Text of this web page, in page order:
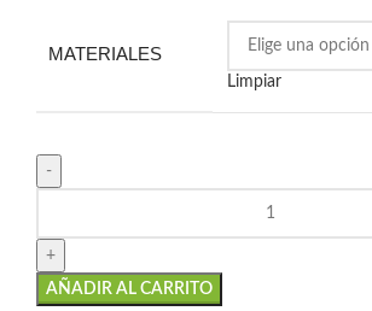
MATERIALES
Limpiar
AÑADIR AL CARRITO